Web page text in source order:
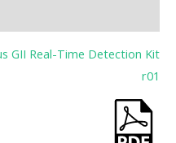
GII Real-Time Detection Kit
r01